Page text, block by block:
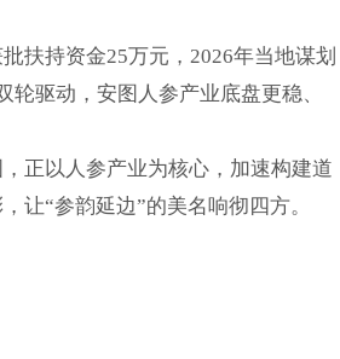
扶持资金25万元，2026年当地谋划
驱动，安图人参产业底盘更稳、
正以人参产业为核心，加速构建道
让“参韵延边”的美名响彻四方。